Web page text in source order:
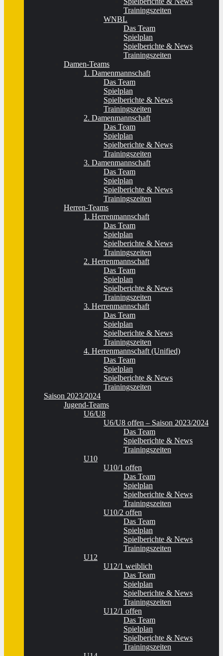
Trainingszeiten
WNBL
Das Team
Spielplan
Spielberichte & News
Trainingszeiten
Damen-Teams
1. Damenmannschaft
Das Team
Spielplan
Spielberichte & News
Trainingszeiten
2. Damenmannschaft
Das Team
Spielplan
Spielberichte & News
Trainingszeiten
3. Damenmannschaft
Das Team
Spielplan
Spielberichte & News
Trainingszeiten
Herren-Teams
1. Herrenmannschaft
Das Team
Spielplan
Spielberichte & News
Trainingszeiten
2. Herrenmannschaft
Das Team
Spielplan
Spielberichte & News
Trainingszeiten
3. Herrenmannschaft
Das Team
Spielplan
Spielberichte & News
Trainingszeiten
4. Herrenmannschaft (Unified)
Das Team
Spielplan
Spielberichte & News
Trainingszeiten
Saison 2023/2024
Jugend-Teams
U6/U8
U6/U8 offen – Saison 2023/2024
Das Team
Spielberichte & News
Trainingszeiten
U10
U10/1 offen
Das Team
Spielplan
Spielberichte & News
Trainingszeiten
U10/2 offen
Das Team
Spielplan
Spielberichte & News
Trainingszeiten
U12
U12/1 weiblich
Das Team
Spielplan
Spielberichte & News
Trainingszeiten
U12/1 offen
Das Team
Spielplan
Spielberichte & News
Trainingszeiten